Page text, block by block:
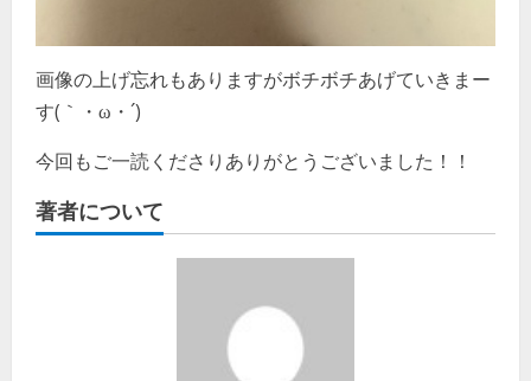
画像の上げ忘れもありますがボチボチあげていきまー
す(｀・ω・´)ゞ
今回もご一読くださりありがとうございました！！
著者について